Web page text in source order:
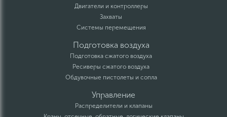
Двигатели и контроллеры
Захваты
Системы перемещения
Подготовка воздуха
Подготовка сжатого воздуха
Ресиверы сжатого воздуха
Обдувочные пистолеты и сопла
Управление
Распределители и клапаны